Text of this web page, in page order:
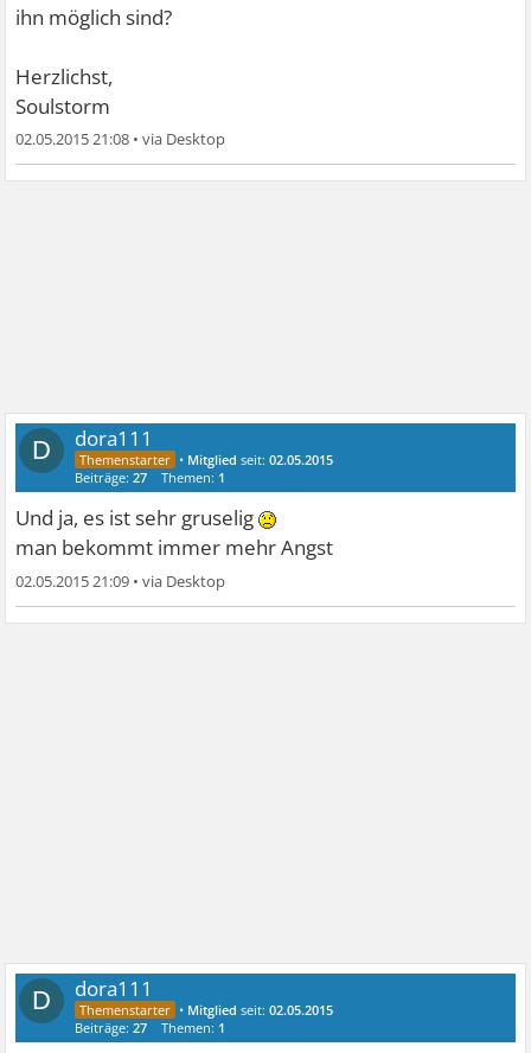
ihn möglich sind?
Herzlichst,
Soulstorm
02.05.2015 21:08 •
D dora111
• Mitglied seit:02.05.2015
Beiträge:27 Themen: 1
Und ja, es ist sehr gruselig
man bekommt immer mehr Angst
02.05.2015 21:09 •
D dora111
• Mitglied seit:02.05.2015
Beiträge:27 Themen: 1